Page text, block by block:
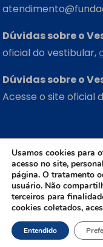
Dúvidas sobre o
oficial do vestibular,
Dúvidas sobre o
Acesse o site oficial
ONDE ESTAMOS
Rua Três Rios, 131 –
CEP: 01123-001
+55 (11) 3311-2660
Usamos cookies para
acesso no site,
página. O tratamento
usuário. Não
terceiros para
cookies coletados,
Entendido